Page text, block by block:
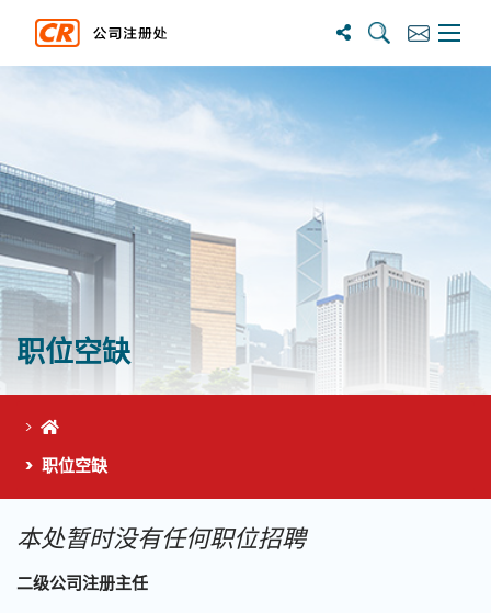
搜尋 訂閱主選
职位空缺
首页
职位空缺
这个页面的主要内容
本处暂时没有任何职位招聘
二级公司注册主任